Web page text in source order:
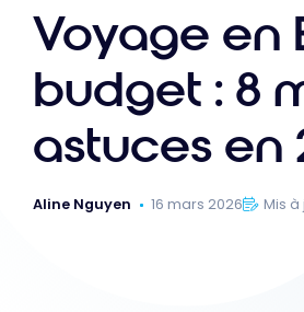
Voyage en
budget : 8
astuces en
Aline Nguyen 16 mars 2026 Mis